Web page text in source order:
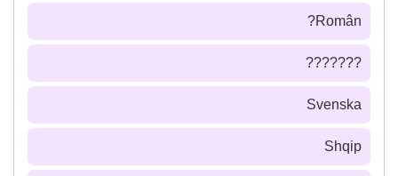
Român?
???????
Svenska
Shqip